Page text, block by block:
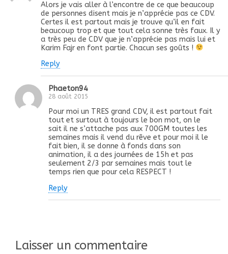
Alors je vais aller à l’encontre de ce que beaucoup
de personnes disent mais je n’apprécie pas ce CDV.
Certes il est partout mais je trouve qu’il en fait
beaucoup trop et que tout cela sonne très faux. Il y
a très peu de CDV que je n’apprécie pas mais lui et
Karim Fajr en font partie. Chacun ses goûts !
Reply
Phaeton94
28 août 2015
Pour moi un TRES grand CDV, il est partout fait
tout et surtout à toujours le bon mot, on le
sait il ne s’attache pas aux 700GM toutes les
semaines mais il vend du rêve et pour moi il le
fait bien, il se donne à fonds dans son
animation, il a des journées de 15h et pas
seulement 2/3 par semaines mais tout le
temps rien que pour cela RESPECT !
Reply
Laisser un commentaire